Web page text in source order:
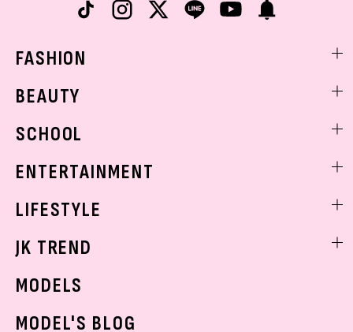
FASHION
着回し
BEAUTY
ベストコスメ
ボディケア
SCHOOL
学校ヘアメイク
ENTERTAINMENT
K-POP
LIFESTYLE
モデルの購入品
おでかけ
JK TREND
MODELS
MODEL'S BLOG